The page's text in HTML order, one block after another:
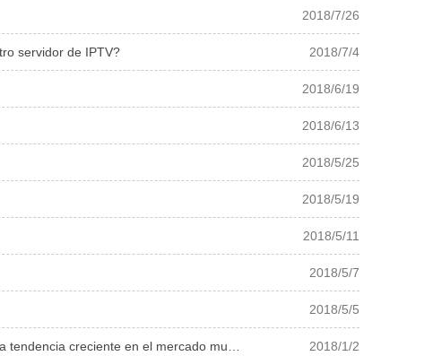
2018/7/26
servidor de IPTV? 2018/7/4
2018/6/19
2018/6/13
2018/5/25
2018/5/19
2018/5/11
2018/5/7
2018/5/5
en el mercado mundial de decodificadores. 2018/1/2